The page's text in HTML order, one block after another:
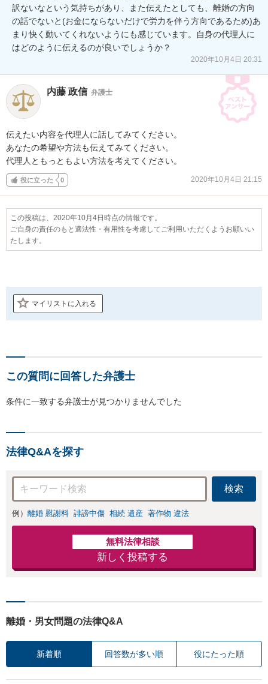
訳ないなという気持ちがあり、また伝えたとしても、離婚の方向
の話でないと(お金にならないだけで労力を伴う方向であるため)あ
まり快く動いてくれないようにも感じています。自身の代理人に
はどのように伝えるのが良いでしょうか？
2020年10月4日 20:31
内藤 政信 弁護士
伝えたい内容を代理人に話してみてください。
あなたの希望や方法も伝えてみてください。
代理人ともっともよい方法を考えてください。
役に立った 0 2020年10月4日 21:15
この投稿は、2020年10月4日時点の情報です。
ご自身の責任のもと適法性・有用性を考慮してご利用いただくようお願いい
たします。
マイリストに入れる
この質問に回答した弁護士
条件に一致する弁護士が見つかりませんでした
法律Q&Aを探す
検索
例） 離婚 慰謝料 誹謗中傷 相続 遺産 著作物 違法
無料法律相談
新しく投稿する
離婚・男女問題の法律Q&A
新着順 回答数が多い順 役にたった順